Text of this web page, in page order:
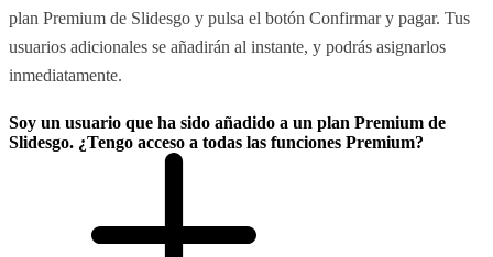
plan Premium de Slidesgo y pulsa el botón Confirmar y pagar. Tus
usuarios adicionales se añadirán al instante, y podrás asignarlos
inmediatamente.
Soy un usuario que ha sido añadido a un plan Premium de
Slidesgo. ¿Tengo acceso a todas las funciones Premium?